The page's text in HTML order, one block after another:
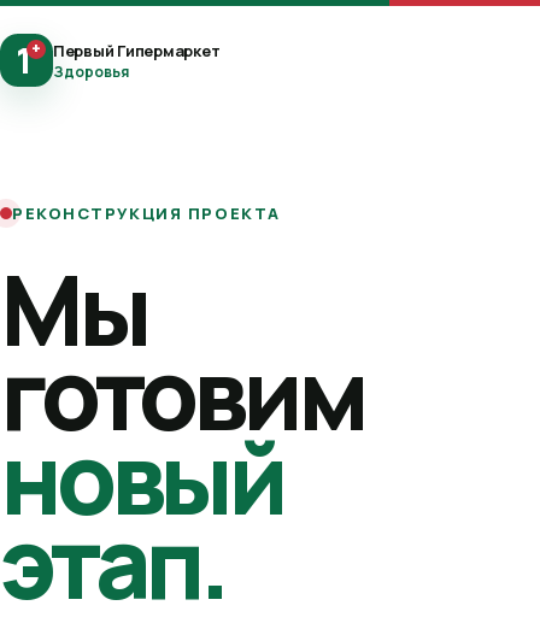
1+ Первый Гипермаркет
Здоровья
РЕКОНСТРУКЦИЯ ПРОЕКТА
Мы
готовим
новый
этап.